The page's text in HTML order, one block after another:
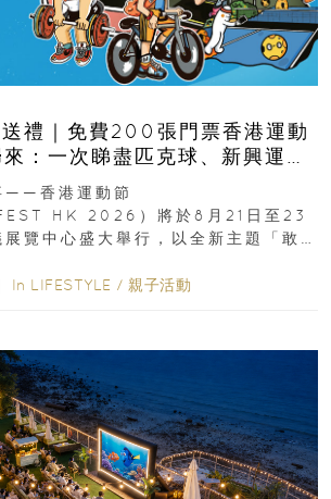
禮｜免費200張門票香港運動
：一次睇盡匹克球、新興運
逾百運動品牌展覽
——香港運動節
HK 2026）將於8月21日至23
覽中心盛大舉行，以全新主題「敢
In LIFESTYLE / 親子活動